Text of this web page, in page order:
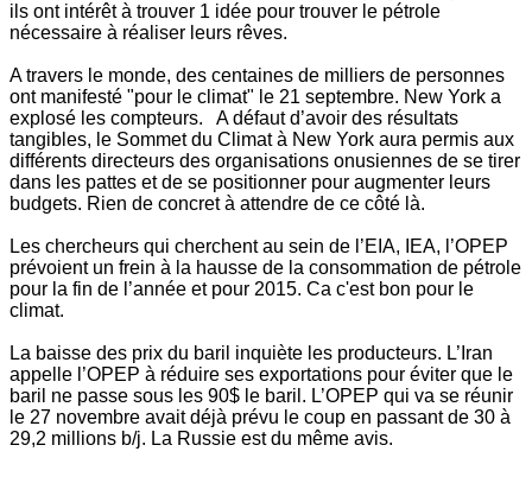
ils ont intérêt à trouver 1 idée pour trouver le pétrole
nécessaire à réaliser leurs rêves.
A travers le monde, des centaines de milliers de personnes
ont manifesté "pour le climat" le 21 septembre. New York a
explosé les compteurs. A défaut d’avoir des résultats
tangibles, le Sommet du Climat à New York aura permis aux
différents directeurs des organisations onusiennes de se tirer
dans les pattes et de se positionner pour augmenter leurs
budgets. Rien de concret à attendre de ce côté là.
Les chercheurs qui cherchent au sein de l’EIA, IEA, l’OPEP
prévoient un frein à la hausse de la consommation de pétrole
pour la fin de l’année et pour 2015. Ca c'est bon pour le
climat.
La baisse des prix du baril inquiète les producteurs. L’Iran
appelle l’OPEP à réduire ses exportations pour éviter que le
baril ne passe sous les 90$ le baril. L’OPEP qui va se réunir
le 27 novembre avait déjà prévu le coup en passant de 30 à
29,2 millions b/j. La Russie est du même avis.